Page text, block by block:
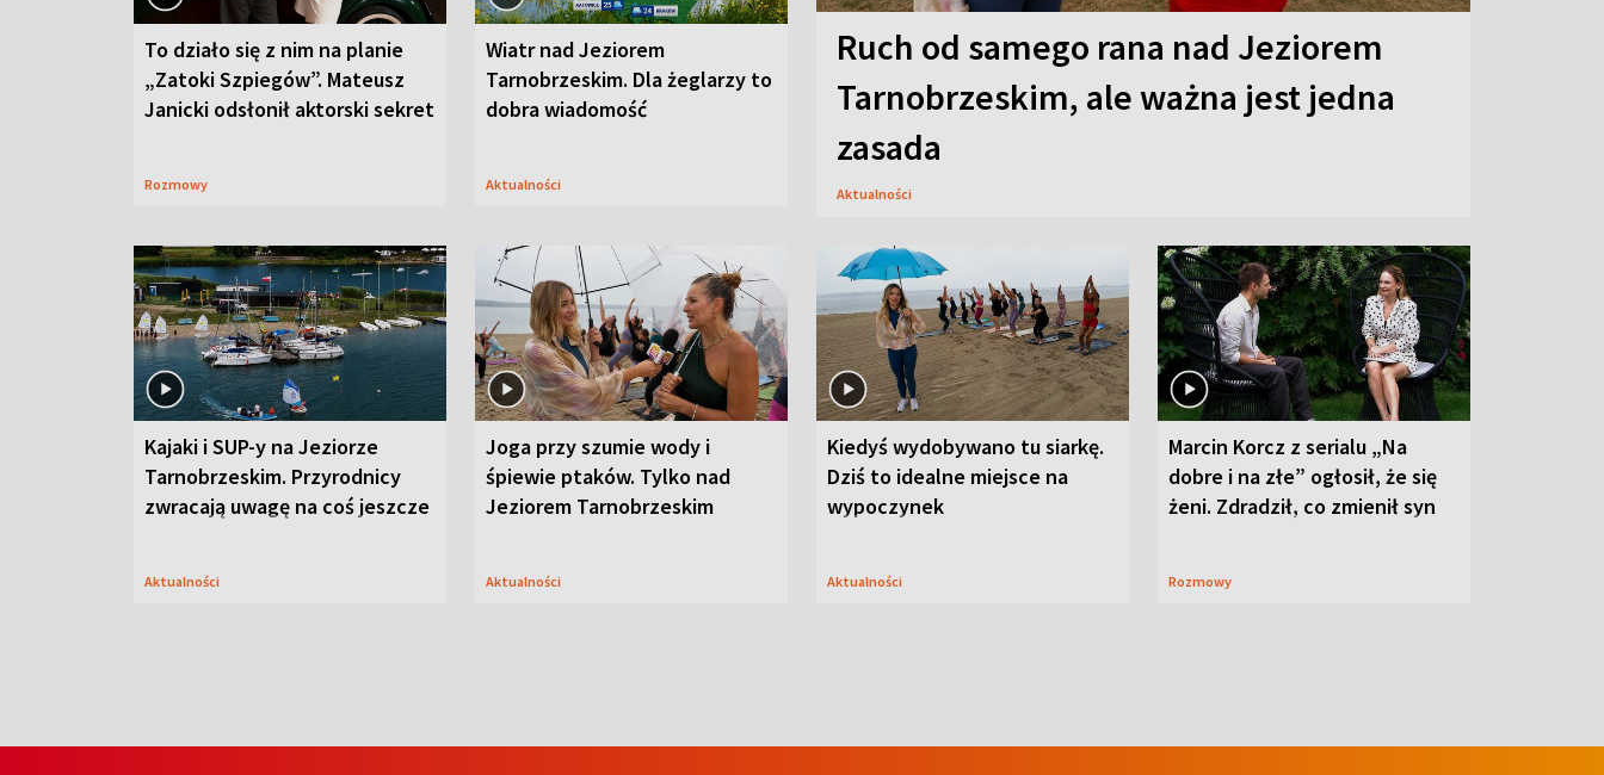
To działo się z nim na planie
„Zatoki Szpiegów”. Mateusz
Janicki odsłonił aktorski sekret
Rozmowy
Wiatr nad Jeziorem
Tarnobrzeskim. Dla żeglarzy to
dobra wiadomość
Aktualności
Ruch od samego rana nad Jeziorem
Tarnobrzeskim, ale ważna jest jedna
zasada
Aktualności
Kajaki i SUP-y na Jeziorze
Tarnobrzeskim. Przyrodnicy
zwracają uwagę na coś jeszcze
Aktualności
Joga przy szumie wody i
śpiewie ptaków. Tylko nad
Jeziorem Tarnobrzeskim
Aktualności
Kiedyś wydobywano tu siarkę.
Dziś to idealne miejsce na
wypoczynek
Aktualności
Marcin Korcz z serialu „Na
dobre i na złe” ogłosił, że się
żeni. Zdradził, co zmienił syn
Rozmowy